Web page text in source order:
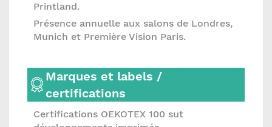
Printland.
Présence annuelle aux salons de Londres,
Munich et Première Vision Paris.
Marques et labels /
certifications
Certifications OEKOTEX 100 sut